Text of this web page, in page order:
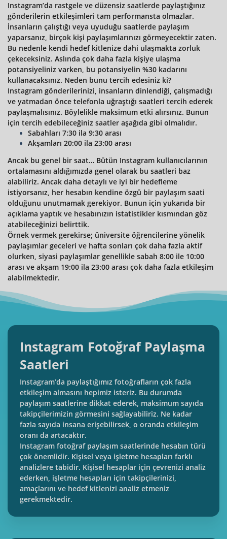
Instagram’da rastgele ve düzensiz saatlerde paylaştığınız
gönderilerin etkileşimleri tam performansta olmazlar.
İnsanların çalıştığı veya uyuduğu saatlerde paylaşım
yaparsanız, birçok kişi paylaşımlarınızı görmeyecektir zaten.
Bu nedenle kendi hedef kitlenize dahi ulaşmakta zorluk
çekeceksiniz. Aslında çok daha fazla kişiye ulaşma
potansiyeliniz varken, bu potansiyelin %30 kadarını
kullanacaksınız. Neden bunu tercih edesiniz ki?
Instagram gönderilerinizi, insanların dinlendiği, çalışmadığı
ve yatmadan önce telefonla uğraştığı saatleri tercih ederek
paylaşmalısınız. Böylelikle maksimum etki alırsınız. Bunun
için tercih edebileceğiniz saatler aşağıda gibi olmalıdır.
Sabahları 7:30 ila 9:30 arası
Akşamları 20:00 ila 23:00 arası
Ancak bu genel bir saat… Bütün Instagram kullanıcılarının
ortalamasını aldığımızda genel olarak bu saatleri baz
alabiliriz. Ancak daha detaylı ve iyi bir hedefleme
istiyorsanız, her hesabın kendine özgü bir paylaşım saati
olduğunu unutmamak gerekiyor. Bunun için yukarıda bir
açıklama yaptık ve hesabınızın istatistikler kısmından göz
atabileceğinizi belirttik.
Örnek vermek gerekirse; üniversite öğrencilerine yönelik
paylaşımlar geceleri ve hafta sonları çok daha fazla aktif
olurken, siyasi paylaşımlar genellikle sabah 8:00 ile 10:00
arası ve akşam 19:00 ila 23:00 arası çok daha fazla etkileşim
alabilmektedir.
Instagram Fotoğraf Paylaşma
Saatleri
Instagram’da paylaştığımız fotoğrafların çok fazla
etkileşim almasını hepimiz isteriz. Bu durumda
paylaşım saatlerine dikkat ederek, maksimum sayıda
takipçilerimizin görmesini sağlayabiliriz. Ne kadar
fazla sayıda insana erişebilirsek, o oranda etkileşim
oranı da artacaktır.
Instagram fotoğraf paylaşım saatlerinde hesabın türü
çok önemlidir. Kişisel veya işletme hesapları farklı
analizlere tabidir. Kişisel hesaplar için çevrenizi analiz
ederken, işletme hesapları için takipçilerinizi,
amaçlarını ve hedef kitlenizi analiz etmeniz
gerekmektedir.